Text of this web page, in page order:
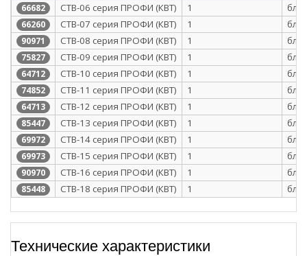
66682 CTB-06 серия ПРОФИ (КВТ) 1
66260 CTB-07 серия ПРОФИ (КВТ) 1
90971 CTВ-08 серия ПРОФИ (КВТ) 1
75827 CTB-09 серия ПРОФИ (КВТ) 1
64712 CTB-10 серия ПРОФИ (КВТ) 1
74852 CTB-11 серия ПРОФИ (КВТ) 1
64713 CTB-12 серия ПРОФИ (КВТ) 1
85447 CTB-13 серия ПРОФИ (КВТ) 1
69972 CTB-14 серия ПРОФИ (КВТ) 1
69973 CTB-15 серия ПРОФИ (КВТ) 1
90970 CTВ-16 серия ПРОФИ (КВТ) 1
85448 CTB-18 серия ПРОФИ (КВТ) 1
Технические характеристики